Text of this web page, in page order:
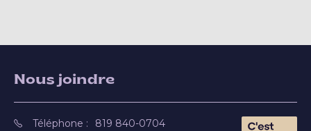
Nous joindre
Téléphone :
819 840-0704